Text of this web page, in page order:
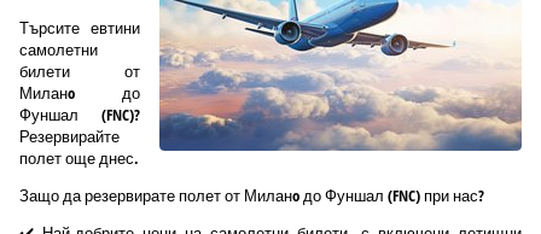
Търсите евтини
самолетни
билети от
Миланo до
Фуншал (FNC)?
Резервирайте
полет още днес.
Защо да резервирате полет от Миланo до Фуншал (FNC) при нас?